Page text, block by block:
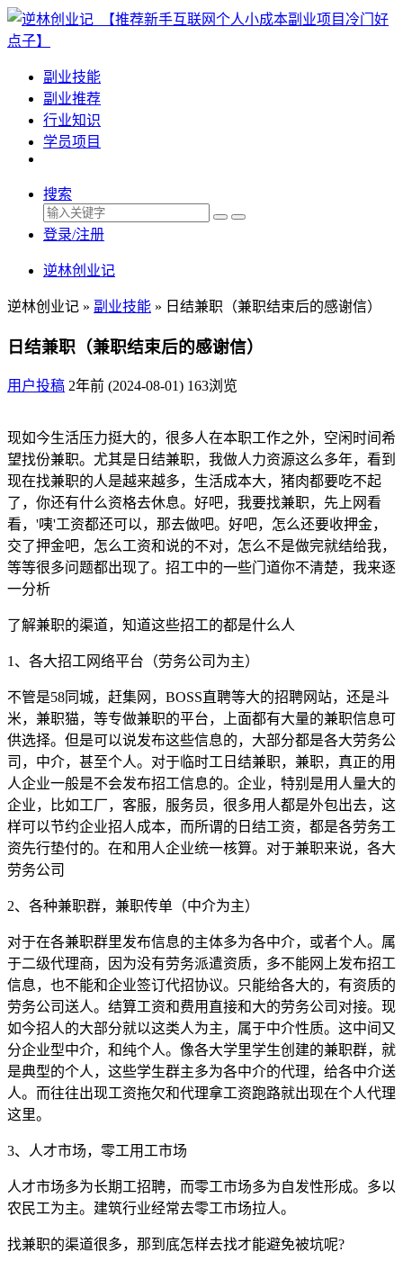
副业技能
副业推荐
行业知识
学员项目
搜索
登录/注册
逆林创业记
逆林创业记 » 副业技能 » 日结兼职（兼职结束后的感谢信）
日结兼职（兼职结束后的感谢信）
用户投稿 2年前 (2024-08-01) 163浏览
现如今生活压力挺大的，很多人在本职工作之外，空闲时间希
望找份兼职。尤其是日结兼职，我做人力资源这么多年，看到
现在找兼职的人是越来越多，生活成本大，猪肉都要吃不起
了，你还有什么资格去休息。好吧，我要找兼职，先上网看
看，'咦'工资都还可以，那去做吧。好吧，怎么还要收押金，
交了押金吧，怎么工资和说的不对，怎么不是做完就结给我，
等等很多问题都出现了。招工中的一些门道你不清楚，我来逐
一分析
了解兼职的渠道，知道这些招工的都是什么人
1、各大招工网络平台（劳务公司为主）
不管是58同城，赶集网，BOSS直聘等大的招聘网站，还是斗
米，兼职猫，等专做兼职的平台，上面都有大量的兼职信息可
供选择。但是可以说发布这些信息的，大部分都是各大劳务公
司，中介，甚至个人。对于临时工日结兼职，兼职，真正的用
人企业一般是不会发布招工信息的。企业，特别是用人量大的
企业，比如工厂，客服，服务员，很多用人都是外包出去，这
样可以节约企业招人成本，而所谓的日结工资，都是各劳务工
资先行垫付的。在和用人企业统一核算。对于兼职来说，各大
劳务公司
2、各种兼职群，兼职传单（中介为主）
对于在各兼职群里发布信息的主体多为各中介，或者个人。属
于二级代理商，因为没有劳务派遣资质，多不能网上发布招工
信息，也不能和企业签订代招协议。只能给各大的，有资质的
劳务公司送人。结算工资和费用直接和大的劳务公司对接。现
如今招人的大部分就以这类人为主，属于中介性质。这中间又
分企业型中介，和纯个人。像各大学里学生创建的兼职群，就
是典型的个人，这些学生群主多为各中介的代理，给各中介送
人。而往往出现工资拖欠和代理拿工资跑路就出现在个人代理
这里。
3、人才市场，零工用工市场
人才市场多为长期工招聘，而零工市场多为自发性形成。多以
农民工为主。建筑行业经常去零工市场拉人。
找兼职的渠道很多，那到底怎样去找才能避免被坑呢?